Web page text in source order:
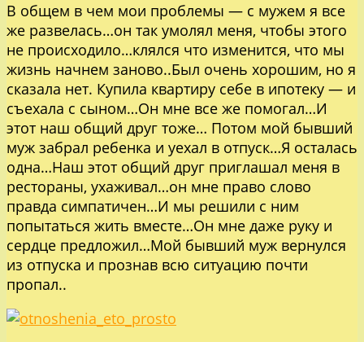
В общем в чем мои проблемы — с мужем я все
же развелась…он так умолял меня, чтобы этого
не происходило…клялся что изменится, что мы
жизнь начнем заново..Был очень хорошим, но я
сказала нет. Купила квартиру себе в ипотеку — и
съехала с сыном…Он мне все же помогал…И
этот наш общий друг тоже… Потом мой бывший
муж забрал ребенка и уехал в отпуск…Я осталась
одна…Наш этот общий друг приглашал меня в
рестораны, ухаживал…он мне право слово
правда симпатичен…И мы решили с ним
попытаться жить вместе…Он мне даже руку и
сердце предложил…Мой бывший муж вернулся
из отпуска и прознав всю ситуацию почти
пропал..